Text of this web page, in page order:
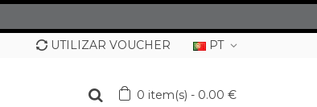
PT
UTILIZAR VOUCHER
0 item(s) - 0.00 €